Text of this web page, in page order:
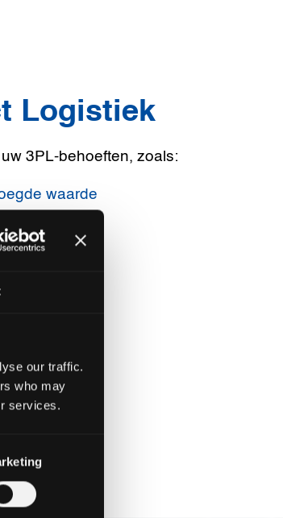
our traffic.
who may
services.
Logistiek
3PL-behoeften, zoals:
waarde